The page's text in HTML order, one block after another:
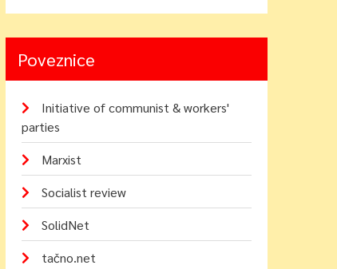
Poveznice
Initiative of communist & workers'
parties
Marxist
Socialist review
SolidNet
tačno.net